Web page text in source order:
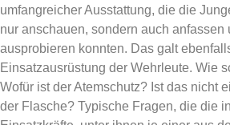
umfangreicher Ausstattung, die die
nur anschauen, sondern auch anfassen
ausprobieren konnten. Das galt
Einsatzausrüstung der Wehrleute. Wie
Wofür ist der Atemschutz? Ist das nicht
der Flasche? Typische Fragen, die die